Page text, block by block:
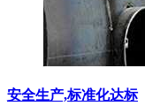
安全生产,标准化达标